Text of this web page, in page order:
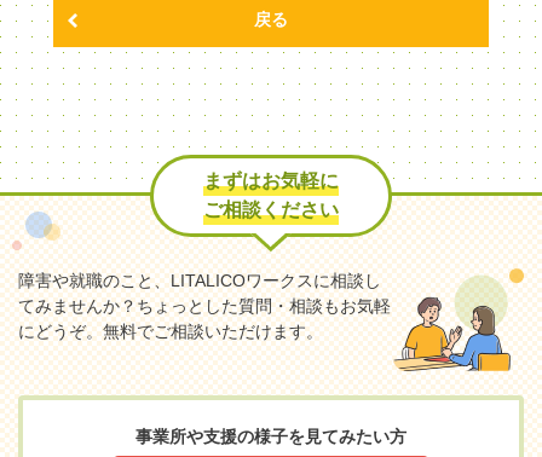
戻る
まずはお気軽に
ご相談ください
障害や就職のこと、LITALICOワークスに相談し
てみませんか？ちょっとした質問・相談もお気軽
にどうぞ。無料でご相談いただけます。
事業所や支援の様子を見てみたい方